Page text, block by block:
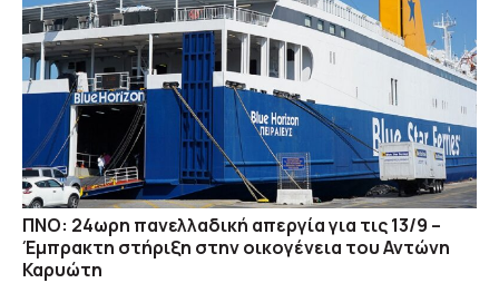
ΠΝΟ: 24ωρη πανελλαδική απεργία για τις 13/9 –
Έμπρακτη στήριξη στην οικογένεια του Αντώνη
Καρυώτη